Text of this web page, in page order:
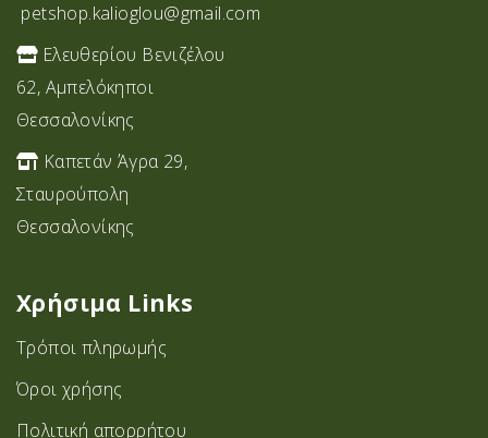
petshop.kalioglou@gmail.com
Ελευθερίου Βενιζέλου
62, Αμπελόκηποι
Θεσσαλονίκης
Καπετάν Άγρα 29,
Σταυρoύπολη
Θεσσαλονίκης
Χρήσιμα Links
Τρόποι πληρωμής
Όροι χρήσης
Πολιτική απορρήτου